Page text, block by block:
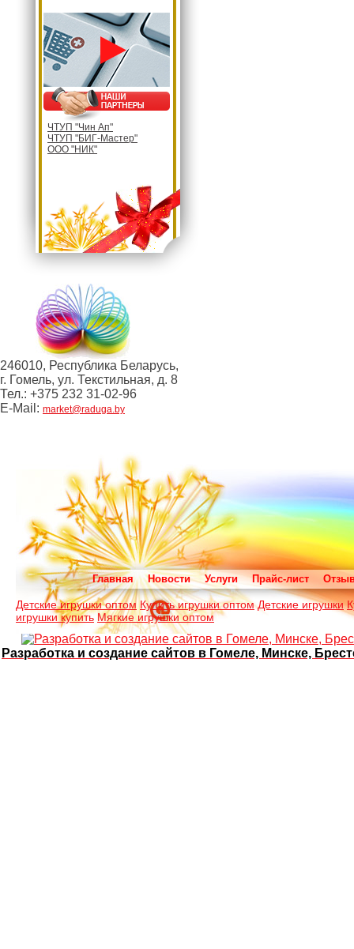
ЧТУП "Чин Ап"
ЧТУП "БИГ-Мастер"
ООО "НИК"
246010, Республика Беларусь,
г. Гомель, ул. Текстильная, д. 8
Тел.: +375 232 31-02-96
E-Mail: market@raduga.by
Главная Новости Услуги Прайс-лист
Детские игрушки оптом Купить игрушки оптом Детские игрушки
игрушки купить Мягкие игрушки оптом
Разработка и создание сайтов в Гомеле, Минске,